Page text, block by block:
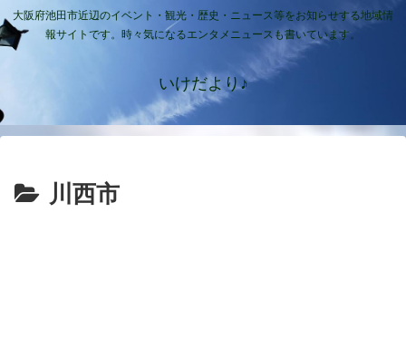
大阪府池田市近辺のイベント・観光・歴史・ニュース等をお知らせする地域情
報サイトです。時々気になるエンタメニュースも書いています。
いけだより♪
川西市